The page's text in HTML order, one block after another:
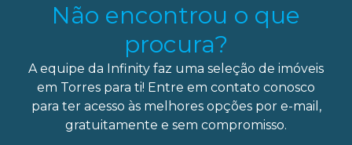
Não encontrou o que
procura?
A equipe da Infinity faz uma seleção de imóveis
em Torres para ti! Entre em contato conosco
para ter acesso às melhores opções por e-mail,
gratuitamente e sem compromisso.